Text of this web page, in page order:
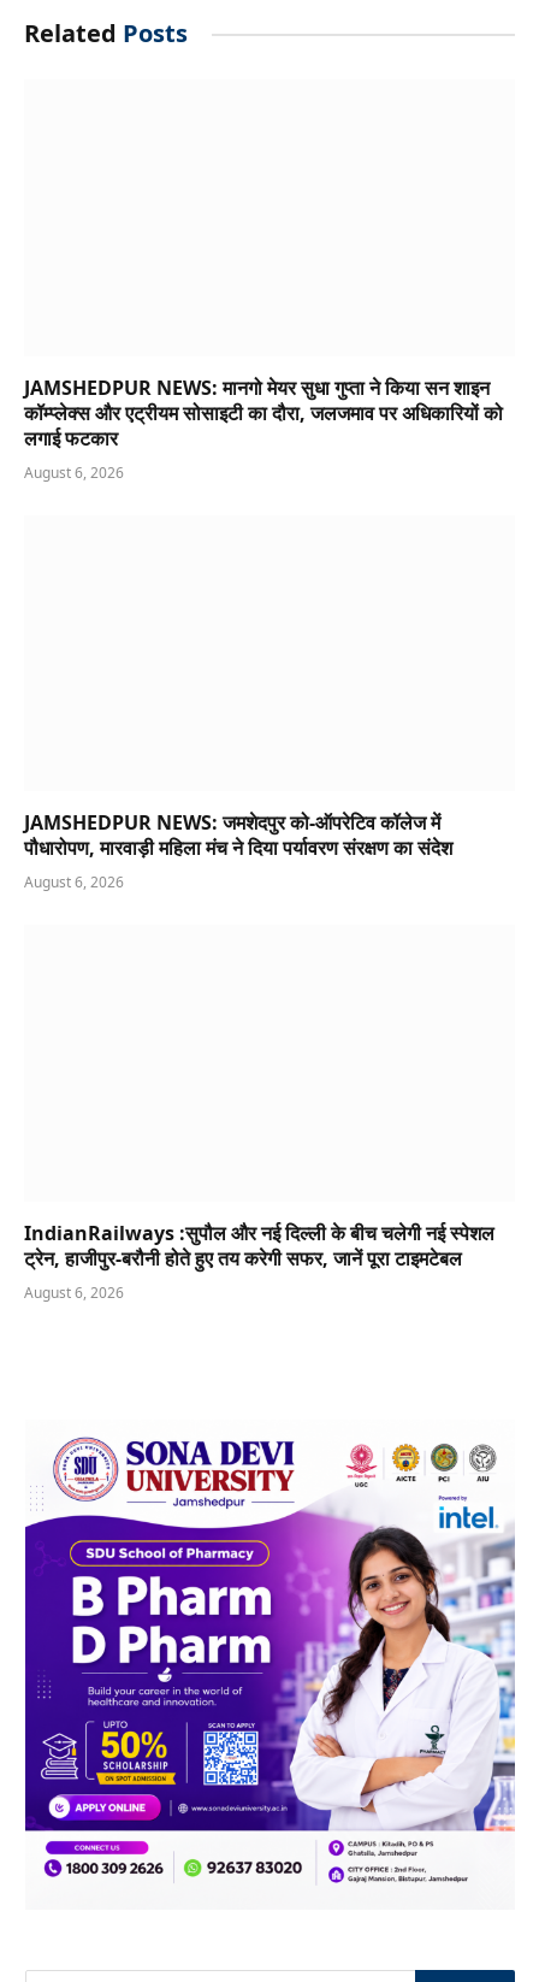
Related Posts
JAMSHEDPUR NEWS: मानगो मेयर सुधा गुप्ता ने किया सन शाइन
कॉम्प्लेक्स और एट्रीयम सोसाइटी का दौरा, जलजमाव पर अधिकारियों को
लगाई फटकार
August 6, 2026
JAMSHEDPUR NEWS: जमशेदपुर को-ऑपरेटिव कॉलेज में
पौधारोपण, मारवाड़ी महिला मंच ने दिया पर्यावरण संरक्षण का संदेश
August 6, 2026
IndianRailways :सुपौल और नई दिल्ली के बीच चलेगी नई स्पेशल
ट्रेन, हाजीपुर-बरौनी होते हुए तय करेगी सफर, जानें पूरा टाइमटेबल
August 6, 2026